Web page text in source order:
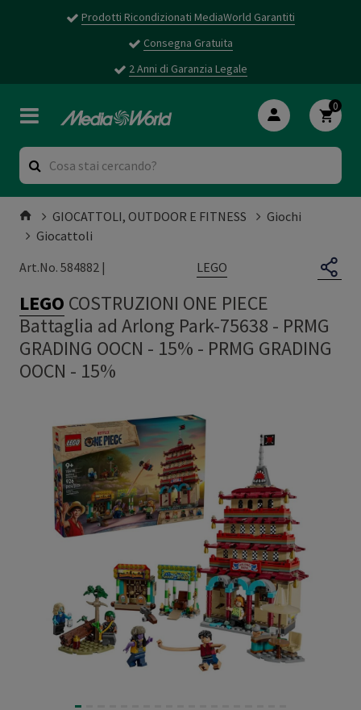
Prodotti Ricondizionati MediaWorld Garantiti
Consegna Gratuita
2 Anni di Garanzia Legale
0
GIOCATTOLI, OUTDOOR E FITNESS
Giochi
Giocattoli
Art.No. 584882 |
LEGO
LEGO COSTRUZIONI ONE PIECE
Battaglia ad Arlong Park-75638 - PRMG
GRADING OOCN - 15% - PRMG GRADING
OOCN - 15%